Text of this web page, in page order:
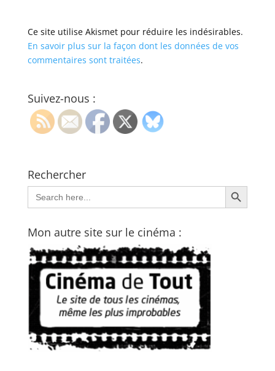
Ce site utilise Akismet pour réduire les indésirables.
En savoir plus sur la façon dont les données de vos
commentaires sont traitées.
Suivez-nous :
Rechercher
Search
for:
Search Button
Mon autre site sur le cinéma :